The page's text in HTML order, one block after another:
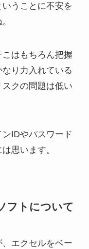
うことに不安を
はもちろん把握
り力入れている
クの問題は低い
IDやパスワード
思います。
フトについて
エクセルをベー